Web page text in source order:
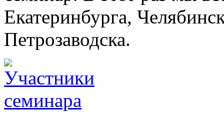
Екатеринбурга,
Петрозаводска.